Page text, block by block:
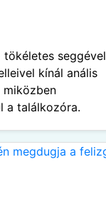
seggével
kínál anális
miközben
a találkozóra.